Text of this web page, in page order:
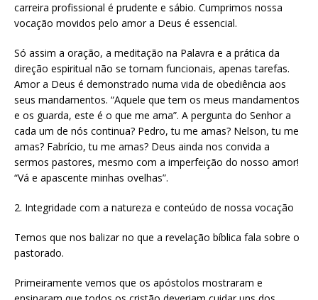
carreira profissional é prudente e sábio. Cumprimos nossa
vocação movidos pelo amor a Deus é essencial.
Só assim a oração, a meditação na Palavra e a prática da
direção espiritual não se tornam funcionais, apenas tarefas.
Amor a Deus é demonstrado numa vida de obediência aos
seus mandamentos. “Aquele que tem os meus mandamentos
e os guarda, este é o que me ama”. A pergunta do Senhor a
cada um de nós continua? Pedro, tu me amas? Nelson, tu me
amas? Fabrício, tu me amas? Deus ainda nos convida a
sermos pastores, mesmo com a imperfeição do nosso amor!
“Vá e apascente minhas ovelhas”.
2. Integridade com a natureza e conteúdo de nossa vocação
Temos que nos balizar no que a revelação bíblica fala sobre o
pastorado.
Primeiramente vemos que os apóstolos mostraram e